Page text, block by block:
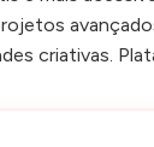
criativas.